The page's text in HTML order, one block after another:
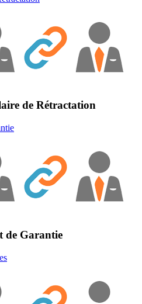
de Rétractation
de Garantie